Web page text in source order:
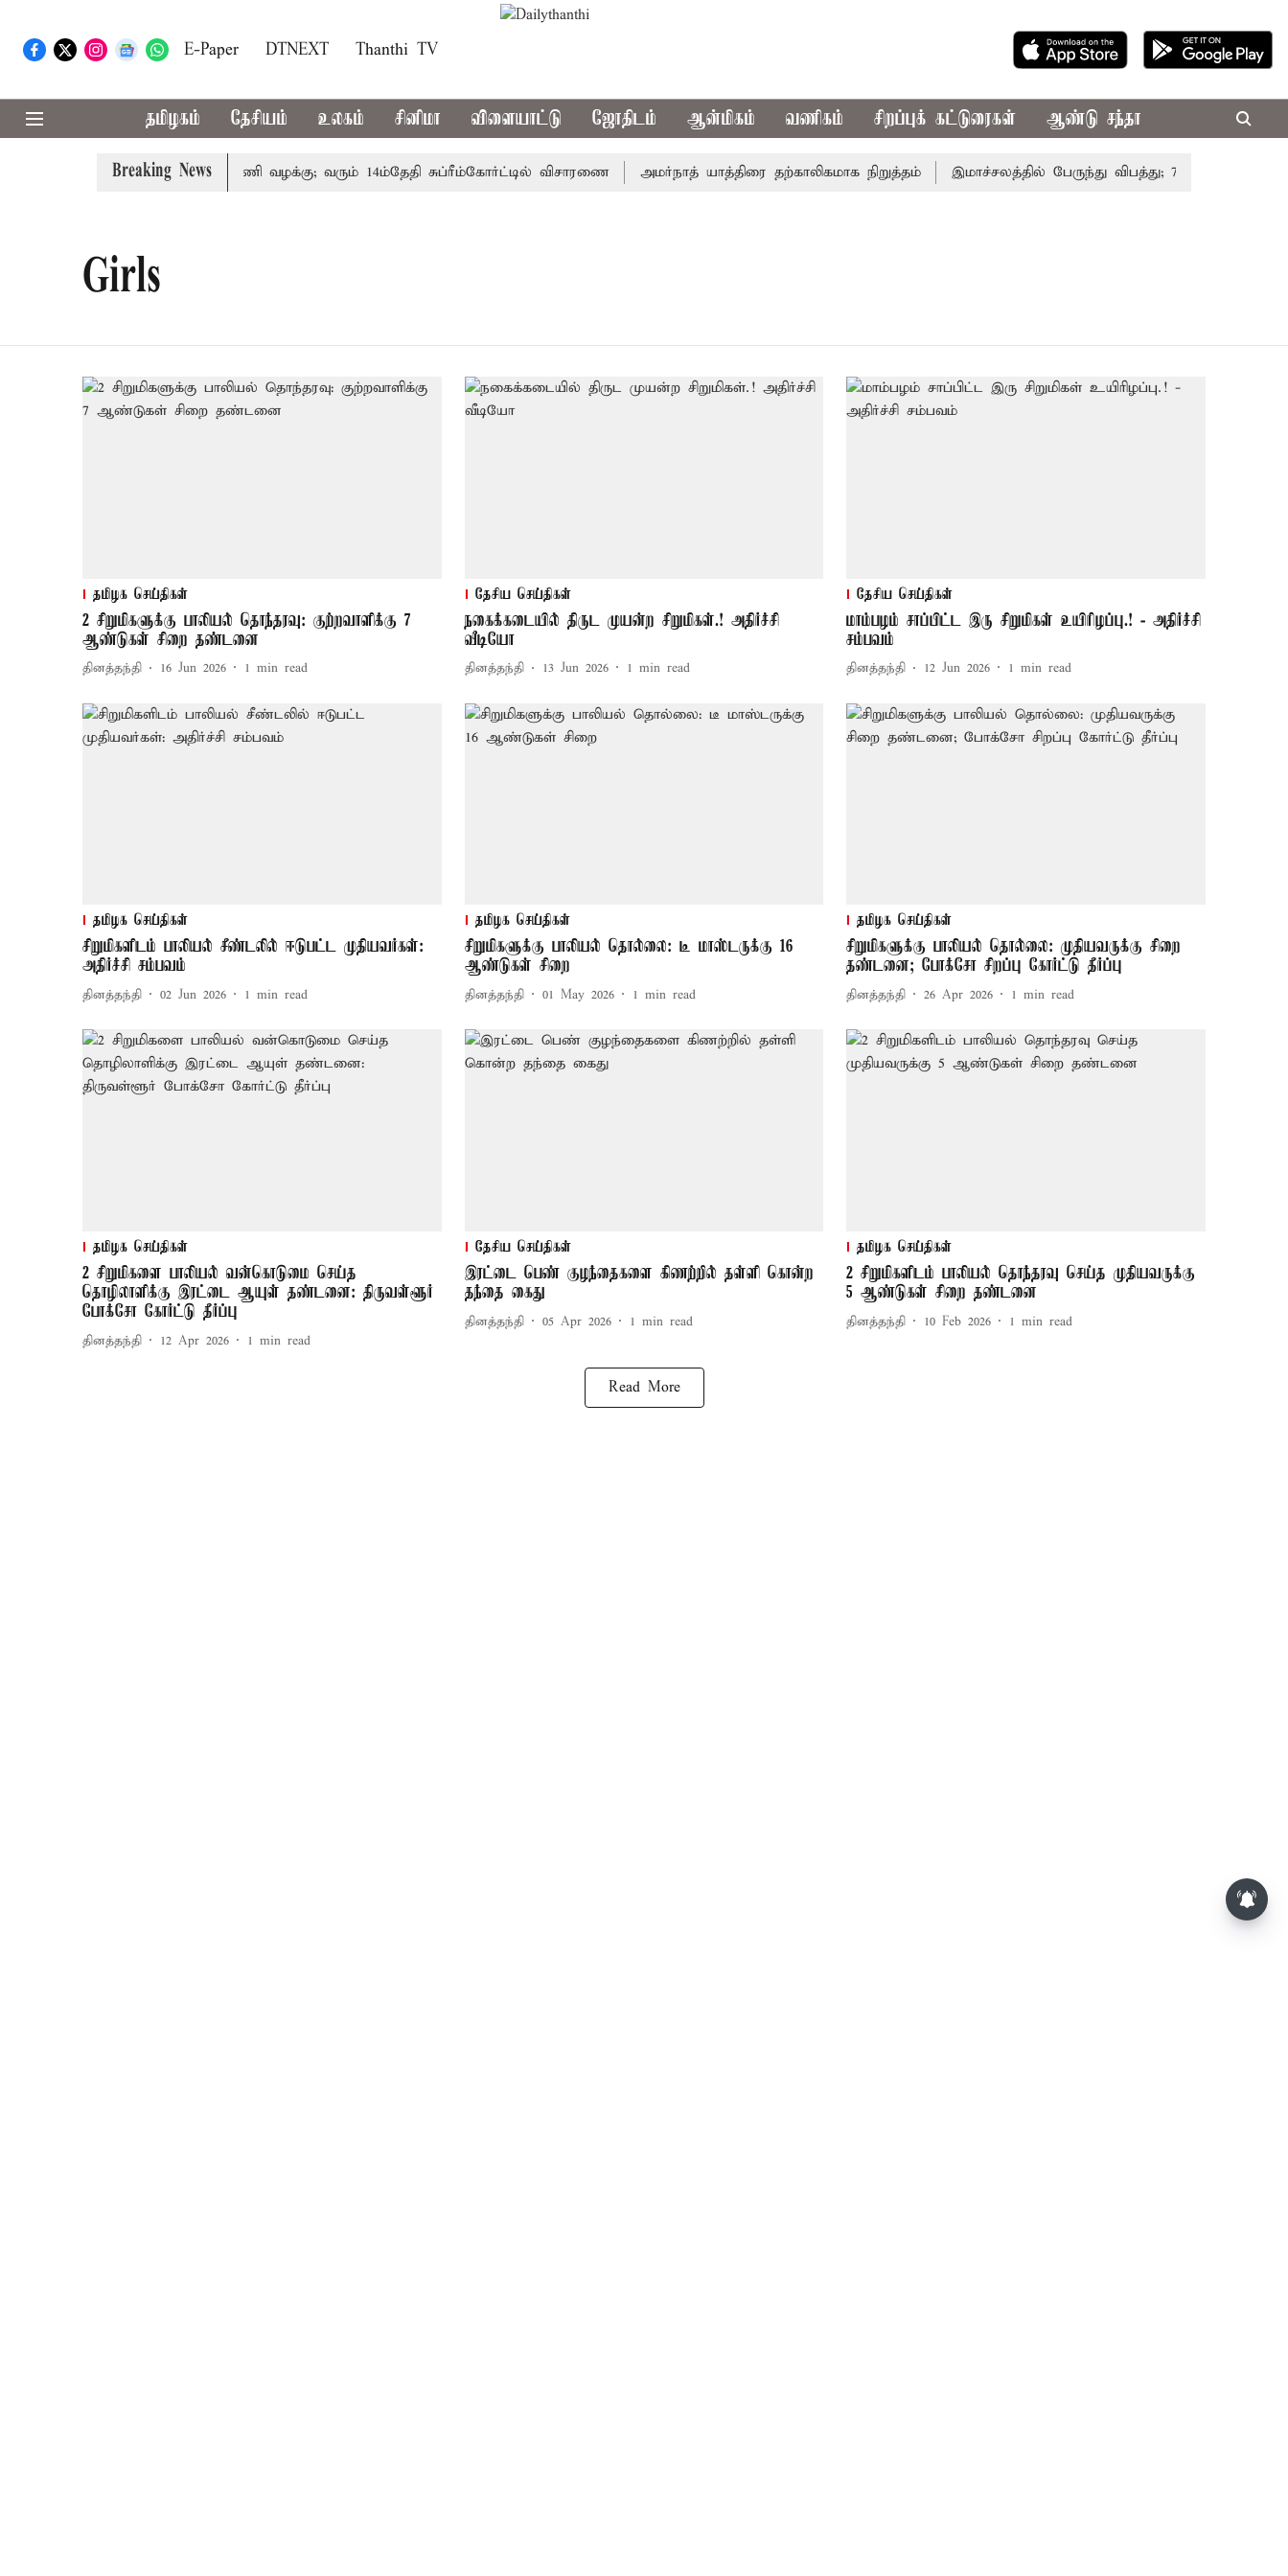
E-Paper DTNEXT Thanthi TV
தமிழகம் தேசியம் உலகம் சினிமா விளையாட்டு ஜோதிடம் ஆன்மிகம் வணிகம் சிறப்புக் கட்டுரைகள் ஆண்டு சந்தா
Breaking News
குடும்பத்தினருக்கு அரசுப்பணி வழக்கு; வரும் 14ம்தேதி சுப்ரீம்கோர்ட்டில் விசாரணை அமர்நாத் யாத்திரை தற்காலிகமாக நிறுத்தம் இமாச்சலத்தில் பேருந்து விபத்து; 7 பேர் பலி -
Girls
தமிழக செய்திகள்
2 சிறுமிகளுக்கு பாலியல் தொந்தரவு: குற்றவாளிக்கு 7
ஆண்டுகள் சிறை தண்டனை
தினத்தந்தி 16 Jun 2026 1 min read
தேசிய செய்திகள்
நகைக்கடையில் திருட முயன்ற சிறுமிகள்.! அதிர்ச்சி
வீடியோ
தினத்தந்தி 13 Jun 2026 1 min read
தேசிய செய்திகள்
மாம்பழம் சாப்பிட்ட இரு சிறுமிகள் உயிரிழப்பு.! - அதிர்ச்சி
சம்பவம்
தினத்தந்தி 12 Jun 2026 1 min read
தமிழக செய்திகள்
சிறுமிகளிடம் பாலியல் சீண்டலில் ஈடுபட்ட முதியவர்கள்:
அதிர்ச்சி சம்பவம்
தினத்தந்தி 02 Jun 2026 1 min read
தமிழக செய்திகள்
சிறுமிகளுக்கு பாலியல் தொல்லை: டீ மாஸ்டருக்கு 16
ஆண்டுகள் சிறை
தினத்தந்தி 01 May 2026 1 min read
தமிழக செய்திகள்
சிறுமிகளுக்கு பாலியல் தொல்லை: முதியவருக்கு சிறை
தண்டனை; போக்சோ சிறப்பு கோர்ட்டு தீர்ப்பு
தினத்தந்தி 26 Apr 2026 1 min read
தமிழக செய்திகள்
2 சிறுமிகளை பாலியல் வன்கொடுமை செய்த
தொழிலாளிக்கு இரட்டை ஆயுள் தண்டனை: திருவள்ளூர்
போக்சோ கோர்ட்டு தீர்ப்பு
தினத்தந்தி 12 Apr 2026 1 min read
தேசிய செய்திகள்
இரட்டை பெண் குழந்தைகளை கிணற்றில் தள்ளி கொன்ற
தந்தை கைது
தினத்தந்தி 05 Apr 2026 1 min read
தமிழக செய்திகள்
2 சிறுமிகளிடம் பாலியல் தொந்தரவு செய்த முதியவருக்கு
5 ஆண்டுகள் சிறை தண்டனை
தினத்தந்தி 10 Feb 2026 1 min read
Read More